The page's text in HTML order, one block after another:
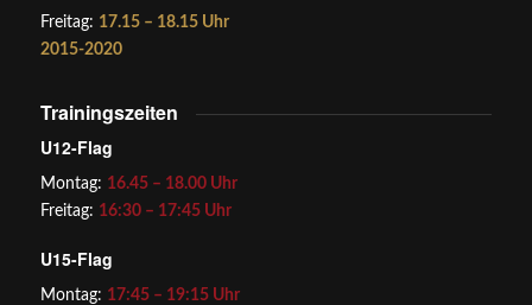
Freitag: 17.15 – 18.15 Uhr
2015-2020
Trainingszeiten
U12-Flag
Montag: 16.45 – 18.00 Uhr
Freitag: 16:30 – 17:45 Uhr
U15-Flag
Montag: 17:45 – 19:15 Uhr